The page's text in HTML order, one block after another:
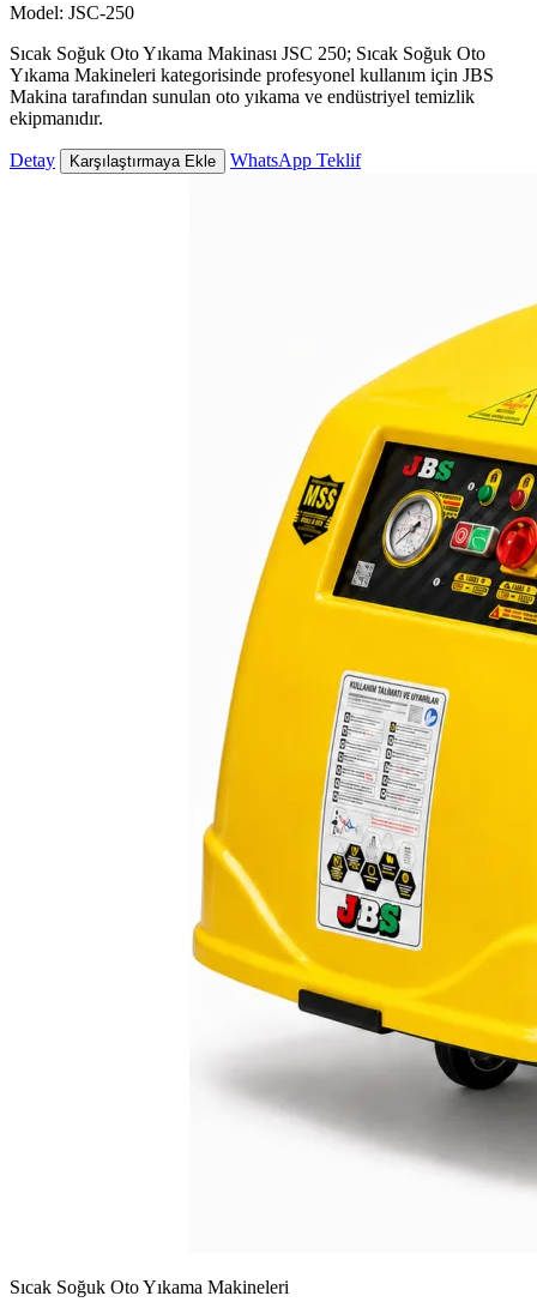
Model: JSC-250
Sıcak Soğuk Oto Yıkama Makinası JSC 250; Sıcak Soğuk Oto
Yıkama Makineleri kategorisinde profesyonel kullanım için JBS
Makina tarafından sunulan oto yıkama ve endüstriyel temizlik
ekipmanıdır.
Detay Karşılaştırmaya Ekle WhatsApp Teklif
Sıcak Soğuk Oto Yıkama Makineleri